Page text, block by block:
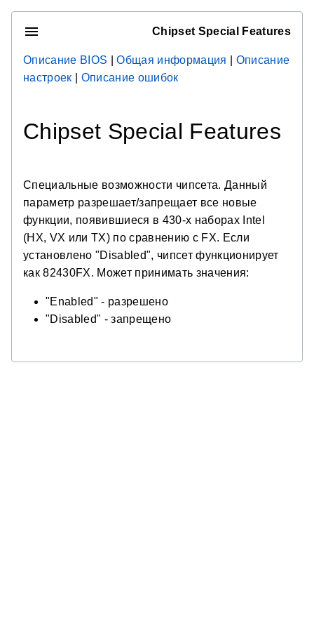
Chipset Special Features
Описание BIOS |Общая информация
Описание
настроек
Описание ошибок
Chipset Special Features
Специальные возможности чипсета. Данный
параметр разрешает/запрещает все новые
функции, появившиеся в 430-х наборах Intel
(HX, VX или TX) по сравнению с FX. Если
установлено "Disabled", чипсет функционирует
как 82430FX. Может принимать значения:
"Enabled" - разрешено
"Disabled" - запрещено